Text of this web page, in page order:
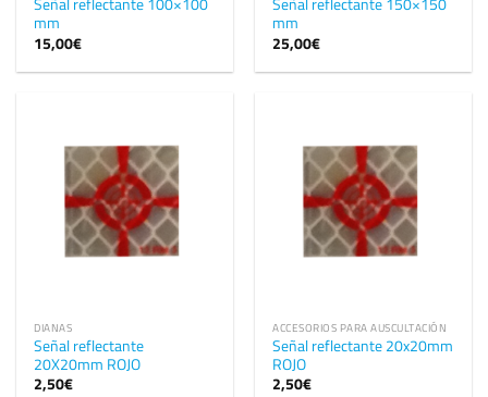
Señal reflectante 100×100
mm
15,00€
Señal reflectante 150×150
mm
25,00€
DIANAS
Señal reflectante
20X20mm ROJO
2,50€
ACCESORIOS PARA AUSCULTACIÓN
Señal reflectante 20x20mm
ROJO
2,50€